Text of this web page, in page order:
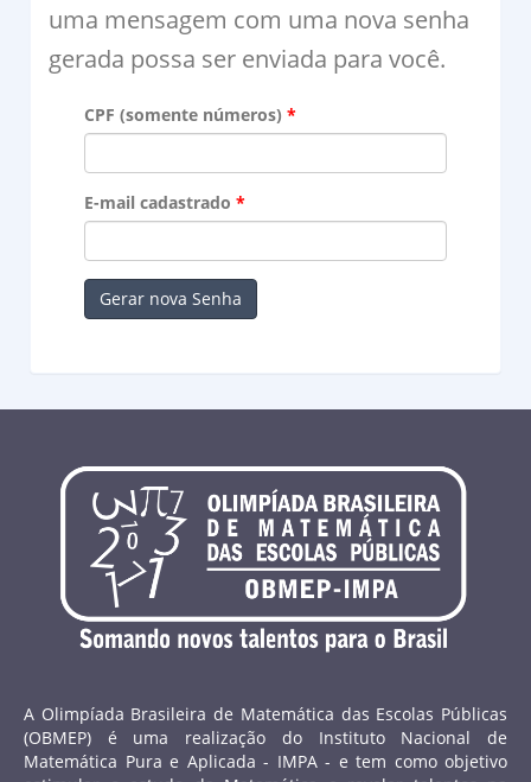
uma mensagem com uma nova senha
gerada possa ser enviada para você.
CPF (somente números)
E-mail cadastrado
Gerar nova Senha
A Olimpíada Brasileira de Matemática das Escolas Públicas
(OBMEP) é uma realização do Instituto Nacional de
Matemática Pura e Aplicada - IMPA - e tem como objetivo